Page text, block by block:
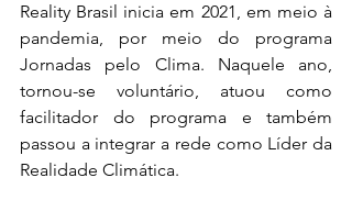
Reality Brasil inicia em 2021, em meio à
pandemia, por meio do programa
Jornadas pelo Clima. Naquele ano,
tornou-se voluntário, atuou como
facilitador do programa e também
passou a integrar a rede como Líder da
Realidade Climática.